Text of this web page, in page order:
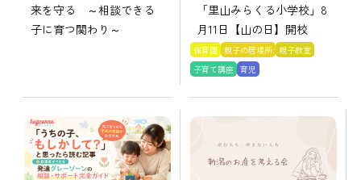
来を守る ～相談できる
子に育つ関わり～
「里山みらくる小学校」8
月11日【山の日】開校
保育園 親子の居場所 親子教室
子育て講座 育児